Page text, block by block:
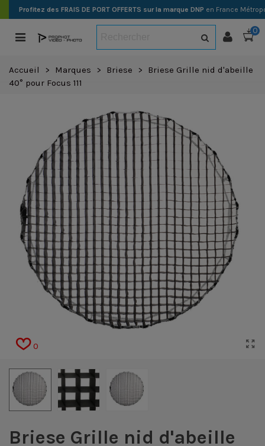
Profitez des FRAIS DE PORT OFFERTS sur la marque DNP en France
0
Accueil > Marques > Briese >
Briese Grille nid d'abeille
40° pour Focus 111
0
Briese Grille nid d'abeille